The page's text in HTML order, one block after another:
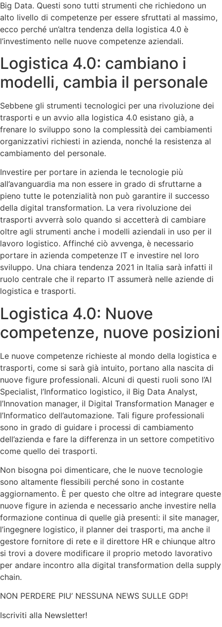
Big Data. Questi sono tutti strumenti che richiedono un
alto livello di competenze per essere sfruttati al massimo,
ecco perché un’altra tendenza della logistica 4.0 è
l’investimento nelle nuove competenze aziendali.
Logistica 4.0: cambiano i
modelli, cambia il personale
Sebbene gli strumenti tecnologici per una rivoluzione dei
trasporti e un avvio alla logistica 4.0 esistano già, a
frenare lo sviluppo sono la complessità dei cambiamenti
organizzativi richiesti in azienda, nonché la resistenza al
cambiamento del personale.
Investire per portare in azienda le tecnologie più
all’avanguardia ma non essere in grado di sfruttarne a
pieno tutte le potenzialità non può garantire il successo
della digital transformation. La vera rivoluzione dei
trasporti avverrà solo quando si accetterà di cambiare
oltre agli strumenti anche i modelli aziendali in uso per il
lavoro logistico. Affinché ciò avvenga, è necessario
portare in azienda competenze IT e investire nel loro
sviluppo. Una chiara tendenza 2021 in Italia sarà infatti il
ruolo centrale che il reparto IT assumerà nelle aziende di
logistica e trasporti.
Logistica 4.0: Nuove
competenze, nuove posizioni
Le nuove competenze richieste al mondo della logistica e
trasporti, come si sarà già intuito, portano alla nascita di
nuove figure professionali. Alcuni di questi ruoli sono l’AI
Specialist, l’Informatico logistico, il Big Data Analyst,
l’Innovation manager, il Digital Transformation Manager e
l’Informatico dell’automazione. Tali figure professionali
sono in grado di guidare i processi di cambiamento
dell’azienda e fare la differenza in un settore competitivo
come quello dei trasporti.
Non bisogna poi dimenticare, che le nuove tecnologie
sono altamente flessibili perché sono in costante
aggiornamento. È per questo che oltre ad integrare queste
nuove figure in azienda e necessario anche investire nella
formazione continua di quelle già presenti: il site manager,
l’ingegnere logistico, il planner dei trasporti, ma anche il
gestore fornitore di rete e il direttore HR e chiunque altro
si trovi a dovere modificare il proprio metodo lavorativo
per andare incontro alla digital transformation della supply
chain.
NON PERDERE PIU’ NESSUNA NEWS SULLE GDP!
Iscriviti alla Newsletter!